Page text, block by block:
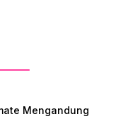
Mengandung